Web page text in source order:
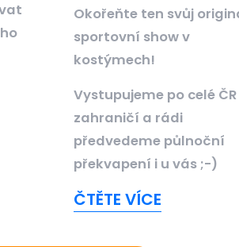
Okořeňte ten svůj
sportovní show v
kostýmech!
Vystupujeme po celé ČR
zahraničí a rádi
předvedeme půlnoční
překvapení i u vás ;-)
ČTĚTE VÍCE